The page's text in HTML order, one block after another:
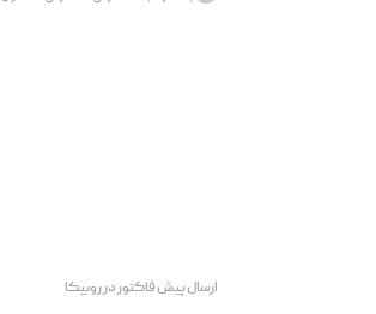
ارسال پیش فاکتور در روبیکا